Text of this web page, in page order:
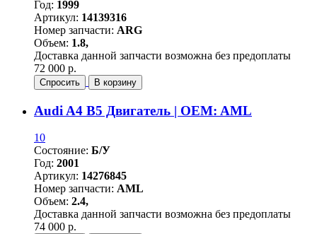
Год: 1999
Артикул: 14139316
Номер запчасти: ARG
Объем: 1.8,
Доставка данной запчасти возможна без предоплаты
72 000 р.
Спросить В корзину
Audi A4 B5 Двигатель | OEM: AML
10
Состояние: Б/У
Год: 2001
Артикул: 14276845
Номер запчасти: AML
Объем: 2.4,
Доставка данной запчасти возможна без предоплаты
74 000 р.